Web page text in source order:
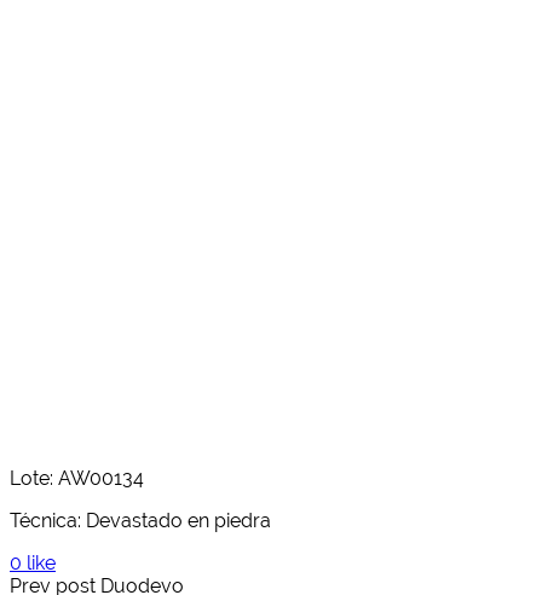
Lote: AW00134
Técnica: Devastado en piedra
0 like
Prev post Duodevo